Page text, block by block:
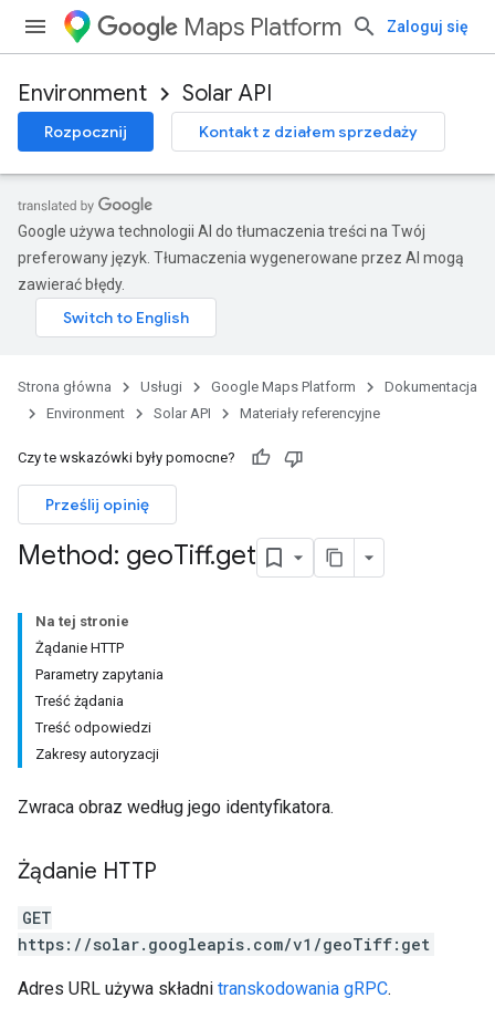
Maps Platform Zaloguj się
Environment Solar API
Rozpocznij Kontakt z działem sprzedaży
Google używa technologii AI do tłumaczenia treści na Twój
preferowany język. Tłumaczenia wygenerowane przez AI mogą
zawierać błędy.
Strona główna Usługi Google Maps Platform
Dokumentacja
Environment
Solar API Materiały referencyjne
Czy te wskazówki były pomocne?
Prześlij opinię
Method: geoTiff.get
Na tej stronie
Żądanie HTTP
Parametry zapytania
Treść żądania
Treść odpowiedzi
Zakresy autoryzacji
Zwraca obraz według jego identyfikatora.
Żądanie HTTP
GET
https://solar.googleapis.com/v1/geoTiff:get
Adres URL używa składni transkodowania gRPC.